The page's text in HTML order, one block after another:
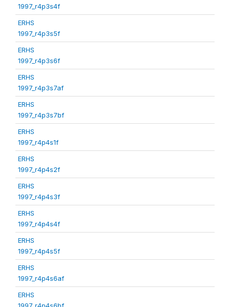
1997_r4p3s4f
ERHS
1997_r4p3s5f
ERHS
1997_r4p3s6f
ERHS
1997_r4p3s7af
ERHS
1997_r4p3s7bf
ERHS
1997_r4p4s1f
ERHS
1997_r4p4s2f
ERHS
1997_r4p4s3f
ERHS
1997_r4p4s4f
ERHS
1997_r4p4s5f
ERHS
1997_r4p4s6af
ERHS
1997_r4p4s6bf